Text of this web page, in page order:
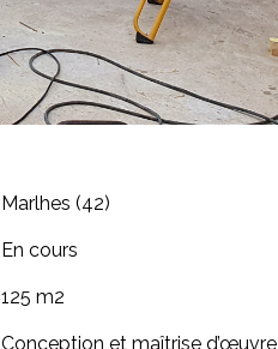
Marlhes (42)
En cours
125 m2
Conception et maîtrise d’œuvre